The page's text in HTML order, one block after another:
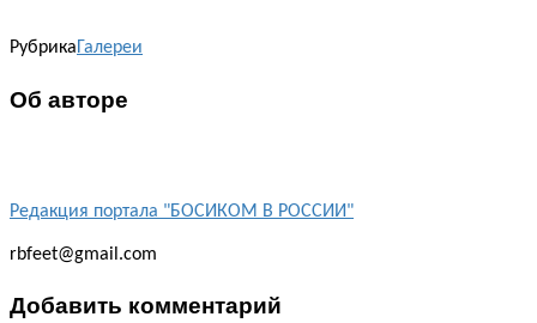
РубрикаГалереи
Об авторе
Редакция портала "БОСИКОМ В РОССИИ"
rbfeet@gmail.com
Добавить комментарий